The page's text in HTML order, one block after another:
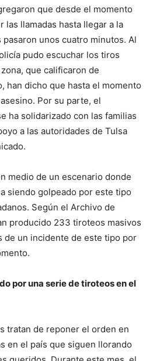
que desde el momento
las llamadas hasta llegar a la
unos cuatro minutos. Al
pudo escuchar los tiros
que calificaron de
han dicho que hasta el momento
Por su parte, el
ha solidarizado con las familias
a las autoridades de Tulsa
medio de un escenario donde
siendo golpeado por este tipo
Según el Archivo de
producido 233 tiroteos masivos
de un incidente de este tipo por
por una serie de tiroteos en el
tratan de reponer el orden en
en el país que siguen llorando